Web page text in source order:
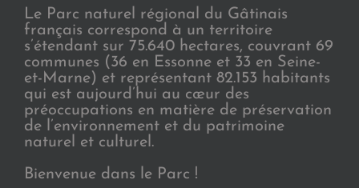
Le Parc naturel régional du Gâtinais
français correspond à un territoire
s’étendant sur 75.640 hectares, couvrant 69
communes (36 en Essonne et 33 en Seine-
et-Marne) et représentant 82.153 habitants
qui est aujourd’hui au cœur des
préoccupations en matière de préservation
de l’environnement et du patrimoine
naturel et culturel.
Bienvenue dans le Parc !